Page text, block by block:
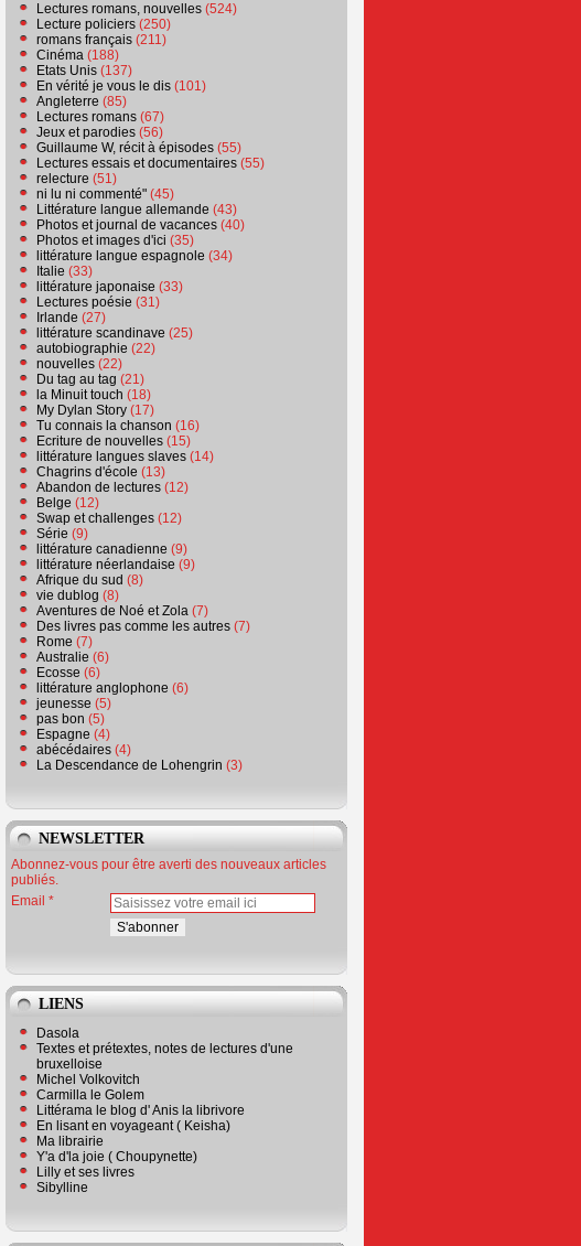
Lectures romans, nouvelles (524)
Lecture policiers (250)
romans français (211)
Cinéma (188)
Etats Unis (137)
En vérité je vous le dis (101)
Angleterre (85)
Lectures romans (67)
Jeux et parodies (56)
Guillaume W, récit à épisodes (55)
Lectures essais et documentaires (55)
relecture (51)
ni lu ni commenté" (45)
Littérature langue allemande (43)
Photos et journal de vacances (40)
Photos et images d'ici (35)
littérature langue espagnole (34)
Italie (33)
littérature japonaise (33)
Lectures poésie (31)
Irlande (27)
littérature scandinave (25)
autobiographie (22)
nouvelles (22)
Du tag au tag (21)
la Minuit touch (18)
My Dylan Story (17)
Tu connais la chanson (16)
Ecriture de nouvelles (15)
littérature langues slaves (14)
Chagrins d'école (13)
Abandon de lectures (12)
Belge (12)
Swap et challenges (12)
Série (9)
littérature canadienne (9)
littérature néerlandaise (9)
Afrique du sud (8)
vie dublog (8)
Aventures de Noé et Zola (7)
Des livres pas comme les autres (7)
Rome (7)
Australie (6)
Ecosse (6)
littérature anglophone (6)
jeunesse (5)
pas bon (5)
Espagne (4)
abécédaires (4)
La Descendance de Lohengrin (3)
NEWSLETTER
Abonnez-vous pour être averti des nouveaux articles
publiés.
Email
LIENS
Dasola
Textes et prétextes, notes de lectures d'une
bruxelloise
Michel Volkovitch
Carmilla le Golem
Littérama le blog d' Anis la librivore
En lisant en voyageant ( Keisha)
Ma librairie
Y'a d'la joie ( Choupynette)
Lilly et ses livres
Sibylline